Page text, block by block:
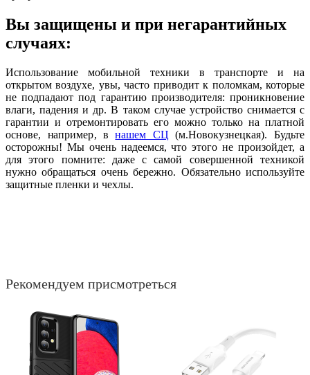
Вы защищены и при негарантийных
случаях:
Использование мобильной техники в транспорте и на
открытом воздухе, увы, часто приводит к поломкам, которые
не подпадают под гарантию производителя: проникновение
влаги, падения и др. В таком случае устройство снимается с
гарантии и отремонтировать его можно только на платной
основе, например, внашем СЦ (м.Новокузнецкая). Будьте
осторожны! Мы очень надеемся, что этого не произойдет, а
для этого помните: даже с самой совершенной техникой
нужно обращаться очень бережно. Обязательно используйте
защитные пленки и чехлы.
Рекомендуем присмотреться